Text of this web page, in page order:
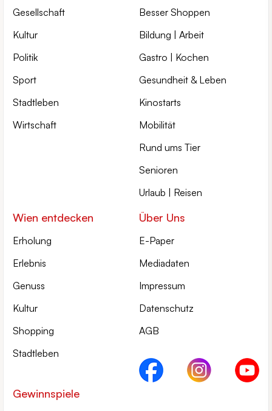
Gesellschaft
Kultur
Politik
Sport
Stadtleben
Wirtschaft
Besser Shoppen
Bildung | Arbeit
Gastro | Kochen
Gesundheit & Leben
Kinostarts
Mobilität
Rund ums Tier
Senioren
Urlaub | Reisen
Wien entdecken
Erholung
Erlebnis
Genuss
Kultur
Shopping
Stadtleben
Gewinnspiele
Über Uns
E-Paper
Mediadaten
Impressum
Datenschutz
AGB